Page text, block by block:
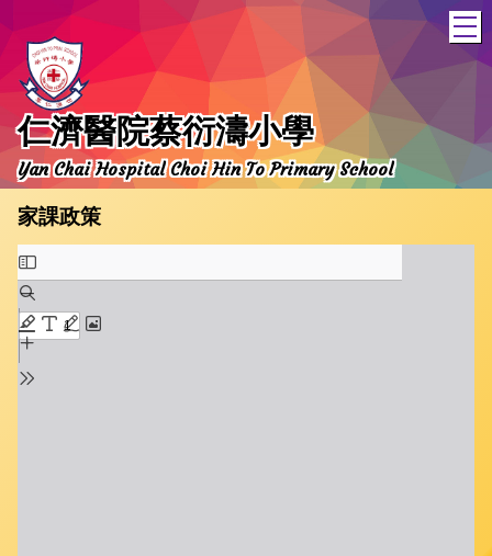
仁濟醫院蔡衍濤小學
Yan Chai Hospital Choi Hin To Primary School
家課政策